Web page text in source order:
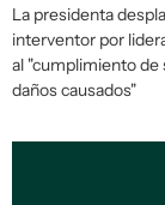
La presidenta
interventor por
al "cumplimiento de
daños causados"